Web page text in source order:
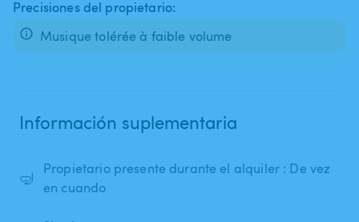
Precisiones del propietario:
Musique tolérée à faible volume
Información suplementaria
🤿
Propietario presente durante el alquiler : De vez
en cuando